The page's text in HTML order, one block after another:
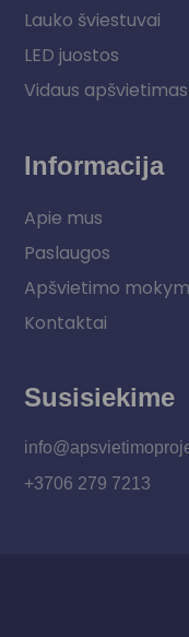
Lauko šviestuvai
LED juostos
Vidaus apšvietimas
Informacija
Apie mus
Paslaugos
Apšvietimo
Kontaktai
Susisiekime
+3706 279 7213